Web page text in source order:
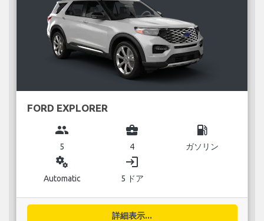
FORD EXPLORER
group
5
business_center
4
local_gas_station
ガソリン
miscellaneous_services
Automatic
login
5 ドア
詳細表示...